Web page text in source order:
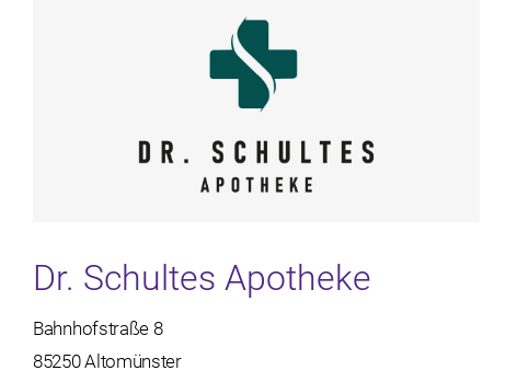
Dr. Schultes Apotheke
Bahnhofstraße 8
85250 Altomünster